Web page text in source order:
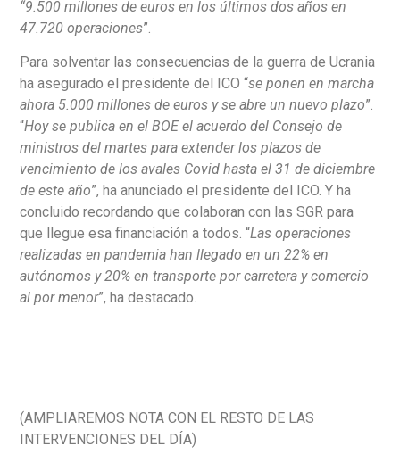
“9.500 millones de euros en los últimos dos años en
47.720 operaciones”.
Para solventar las consecuencias de la guerra de Ucrania
ha asegurado el presidente del ICO “se ponen en marcha
ahora 5.000 millones de euros y se abre un nuevo plazo”.
“Hoy se publica en el BOE el acuerdo del Consejo de
ministros del martes para extender los plazos de
vencimiento de los avales Covid hasta el 31 de diciembre
de este año”, ha anunciado el presidente del ICO. Y ha
concluido recordando que colaboran con las SGR para
que llegue esa financiación a todos. “Las operaciones
realizadas en pandemia han llegado en un 22% en
autónomos y 20% en transporte por carretera y comercio
al por menor”, ha destacado.
(AMPLIAREMOS NOTA CON EL RESTO DE LAS
INTERVENCIONES DEL DÍA)